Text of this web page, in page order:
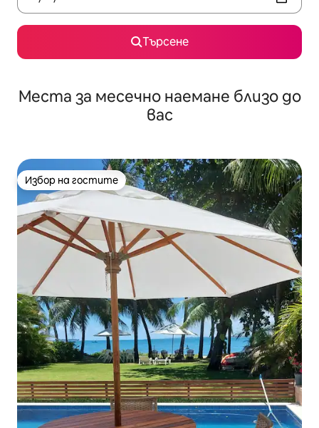
Търсене
Места за месечно наемане близо до
вас
Избор на гостите
Избор на гостите